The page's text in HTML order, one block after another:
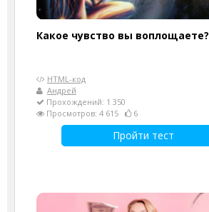
Какое чувство вы воплощаете?
HTML-код
Андрей
Прохождений: 1 350
Просмотров: 4 615
6
Пройти тест